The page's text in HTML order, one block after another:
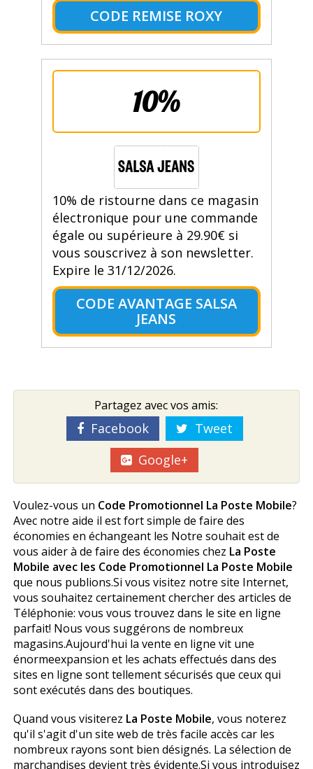
CODE REMISE ROXY
10%
10% de ristourne dans ce magasin
électronique pour une commande
égale ou supérieure à 29.90€ si
vous souscrivez à son newsletter.
Expire le 31/12/2026.
CODE AVANTAGE SALSA
JEANS
Partagez avec vos amis:
Facebook
Tweet
Google+
Voulez-vous un Code Promotionnel La Poste Mobile?
Avec notre aide il est fort simple de faire des
économies en échangeant les Notre souhait est de
vous aider à de faire des économies chez La Poste
Mobile avec les Code Promotionnel La Poste Mobile
que nous publions.Si vous visitez notre site Internet,
vous souhaitez certainement chercher des articles de
Téléphonie: vous vous trouvez dans le site en ligne
parfait! Nous vous suggérons de nombreux
magasins.Aujourd'hui la vente en ligne vit une
énormeexpansion et les achats effectués dans des
sites en ligne sont tellement sécurisés que ceux qui
sont exécutés dans des boutiques.
Quand vous visiterez La Poste Mobile, vous noterez
qu'il s'agit d'un site web de très facile accès car les
nombreux rayons sont bien désignés. La sélection de
marchandises devient très évidente.Si vous introduisez